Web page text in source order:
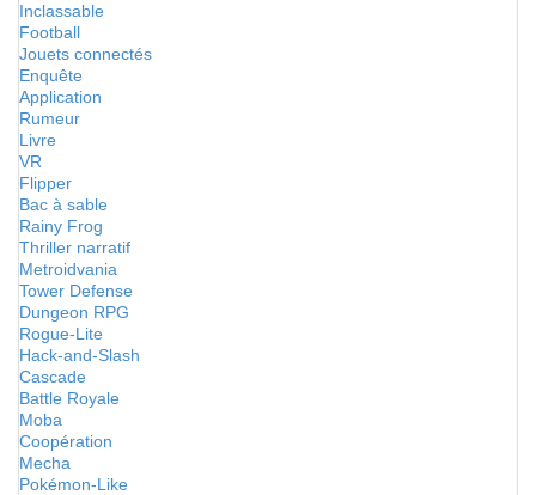
Inclassable
Football
Jouets connectés
Enquête
Application
Rumeur
Livre
VR
Flipper
Bac à sable
Rainy Frog
Thriller narratif
Metroidvania
Tower Defense
Dungeon RPG
Rogue-Lite
Hack-and-Slash
Cascade
Battle Royale
Moba
Coopération
Mecha
Pokémon-Like